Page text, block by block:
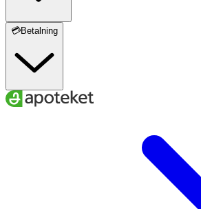
💳Betalning